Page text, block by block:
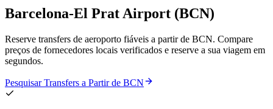
Barcelona-El Prat Airport (BCN)
Reserve transfers de aeroporto fiáveis a partir de BCN. Compare
preços de fornecedores locais verificados e reserve a sua viagem em
segundos.
Pesquisar Transfers a Partir de BCN